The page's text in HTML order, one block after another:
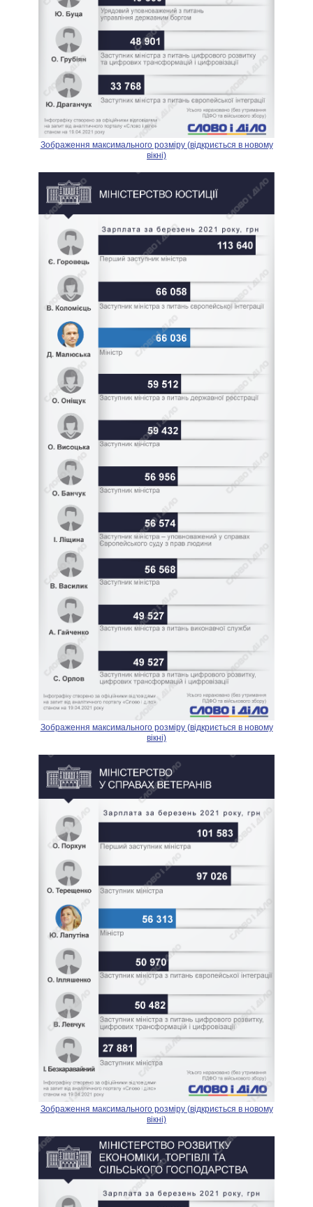
Зображення максимального розміру (відкриється в новому
вікні)
Зображення максимального розміру (відкриється в новому
вікні)
Зображення максимального розміру (відкриється в новому
вікні)